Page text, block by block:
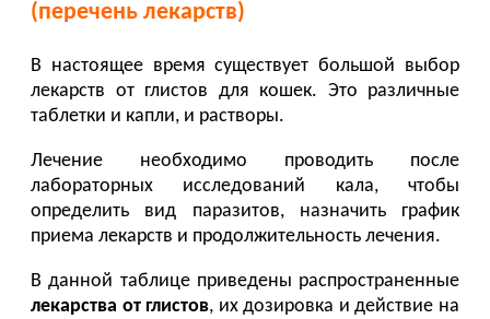
(перечень лекарств)
В настоящее время существует большой выбор
лекарств от глистов для кошек. Это различные
таблетки и капли, и растворы.
Лечение необходимо проводить после
лабораторных исследований кала, чтобы
определить вид паразитов, назначить график
приема лекарств и продолжительность лечения.
В данной таблице приведены распространенные
лекарства отглистов, их дозировка и действие на